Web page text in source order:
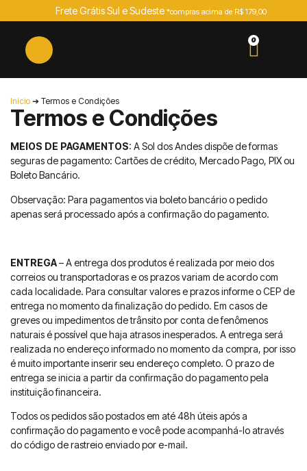
Frete Grátis Sul e Sudeste*compras acima de R$ 179,00
0
Início ➔ Termos e Condições
Termos e Condições
MEIOS DE PAGAMENTOS: A Sol dos Andes dispõe de formas
seguras de pagamento: Cartões de crédito, Mercado Pago, PIX ou
Boleto Bancário.
Observação: Para pagamentos via boleto bancário o pedido
apenas será processado após a confirmação do pagamento.
ENTREGA– A entrega dos produtos é realizada por meio dos
correios ou transportadoras e os prazos variam de acordo com
cada localidade. Para consultar valores e prazos informe o CEP de
entrega no momento da finalização do pedido. Em casos de
greves ou impedimentos de trânsito por conta de fenômenos
naturais é possível que haja atrasos inesperados. A entrega será
realizada no endereço informado no momento da compra, por isso
é muito importante inserir seu endereço completo. O prazo de
entrega se inicia a partir da confirmação do pagamento pela
instituição financeira.
Todos os pedidos são postados em até 48h úteis após a
confirmação do pagamento e você pode acompanhá-lo através
do código de rastreio enviado por e-mail.